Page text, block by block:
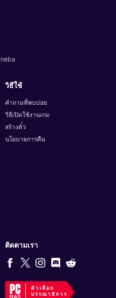
วิธีใช้
คำถามที่พบบ่อย
วิธีเปิดใช้งานเกม
สร้างตั๋ว
นโยบายการคืน
ติดตามเรา
ตัวเลือก
บรรณาธิการ